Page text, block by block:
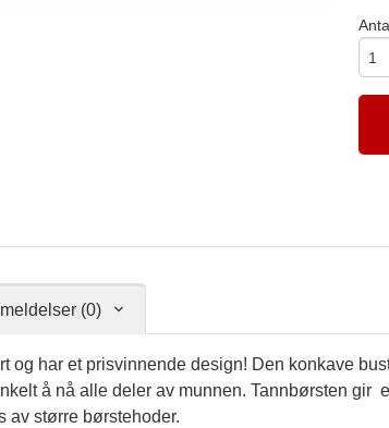
(0)
og har et prisvinnende design! Den konkave
å nå alle deler av munnen. Tannbørsten
av større børstehoder.